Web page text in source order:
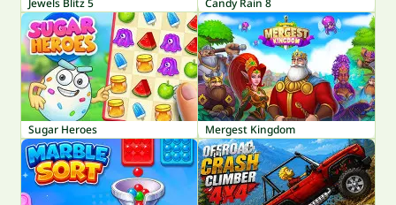
Jewels Blitz 5 Candy Rain 8
Sugar Heroes Mergest Kingdom